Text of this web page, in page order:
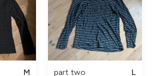
M
part two
L